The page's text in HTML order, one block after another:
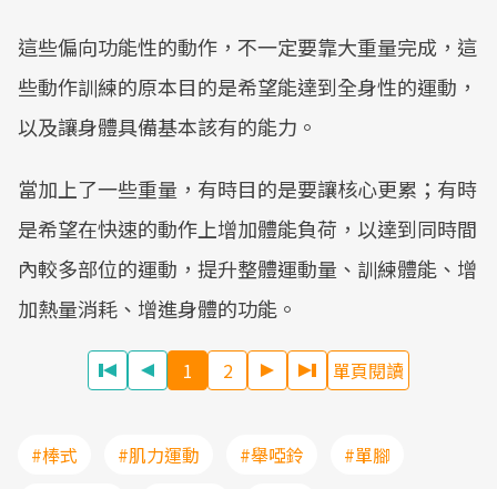
這些偏向功能性的動作，不一定要靠大重量完成，這
些動作訓練的原本目的是希望能達到全身性的運動，
以及讓身體具備基本該有的能力。
當加上了一些重量，有時目的是要讓核心更累；有時
是希望在快速的動作上增加體能負荷，以達到同時間
內較多部位的運動，提升整體運動量、訓練體能、增
加熱量消耗、增進身體的功能。
1 2 單頁閱讀
#棒式 #肌力運動 #舉啞鈴
#單腳